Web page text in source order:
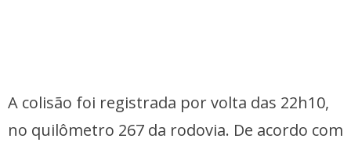
A colisão foi registrada por volta das 22h10,
no quilômetro 267 da rodovia. De acordo com